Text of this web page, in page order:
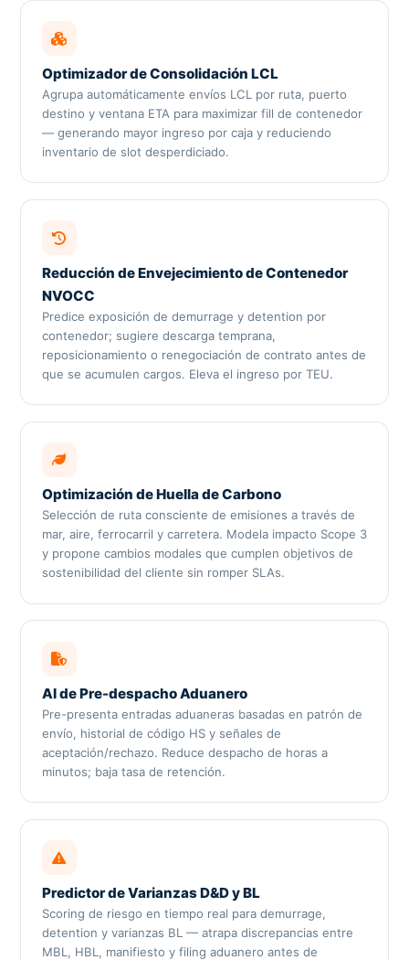
Optimizador de Consolidación LCL
Agrupa automáticamente envíos LCL por ruta, puerto
destino y ventana ETA para maximizar fill de contenedor
— generando mayor ingreso por caja y reduciendo
inventario de slot desperdiciado.
Reducción de Envejecimiento de Contenedor
NVOCC
Predice exposición de demurrage y detention por
contenedor; sugiere descarga temprana,
reposicionamiento o renegociación de contrato antes de
que se acumulen cargos. Eleva el ingreso por TEU.
Optimización de Huella de Carbono
Selección de ruta consciente de emisiones a través de
mar, aire, ferrocarril y carretera. Modela impacto Scope 3
y propone cambios modales que cumplen objetivos de
sostenibilidad del cliente sin romper SLAs.
AI de Pre-despacho Aduanero
Pre-presenta entradas aduaneras basadas en patrón de
envío, historial de código HS y señales de
aceptación/rechazo. Reduce despacho de horas a
minutos; baja tasa de retención.
Predictor de Varianzas D&D y BL
Scoring de riesgo en tiempo real para demurrage,
detention y varianzas BL — atrapa discrepancias entre
MBL, HBL, manifiesto y filing aduanero antes de